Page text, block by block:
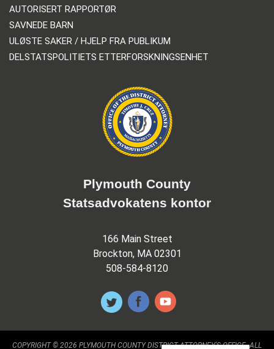
AUTORISERT RAPPORTØR
SAVNEDE BARN
ULØSTE SAKER / HJELP FRA PUBLIKUM
DELSTATSPOLITIETS ETTERFORSKNINGSENHET
Plymouth County
Statsadvokatens kontor
166 Main Street
Brockton, MA 02301
508-584-8120
COPYRIGHT © 2026 PLYMOUTH COUNTY DISTRICT ATTORNEY'S OFFICE. ALL